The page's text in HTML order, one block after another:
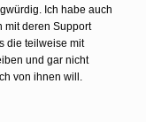
Ich habe auch
mit deren Support
die teilweise mit
und gar nicht
von ihnen will.